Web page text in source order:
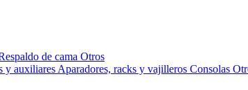
de cama Otros
y auxiliares Aparadores, racks y vajilleros Consolas